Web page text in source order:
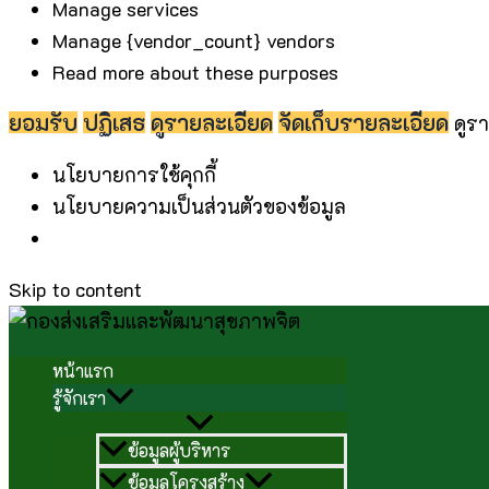
Manage services
Manage {vendor_count} vendors
Read more about these purposes
ยอมรับ ปฏิเสธ ดูรายละเอียด จัดเก็บรายละเอียด ดูร
นโยบายการใช้คุกกี้
นโยบายความเป็นส่วนตัวของข้อมูล
Skip to content
หน้าแรก
รู้จักเรา
ข้อมูลผู้บริหาร
ข้อมูลโครงสร้าง